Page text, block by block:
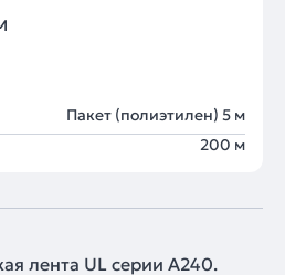
Пакет (полиэтилен) 5 м
200 м
лента UL серии A240.